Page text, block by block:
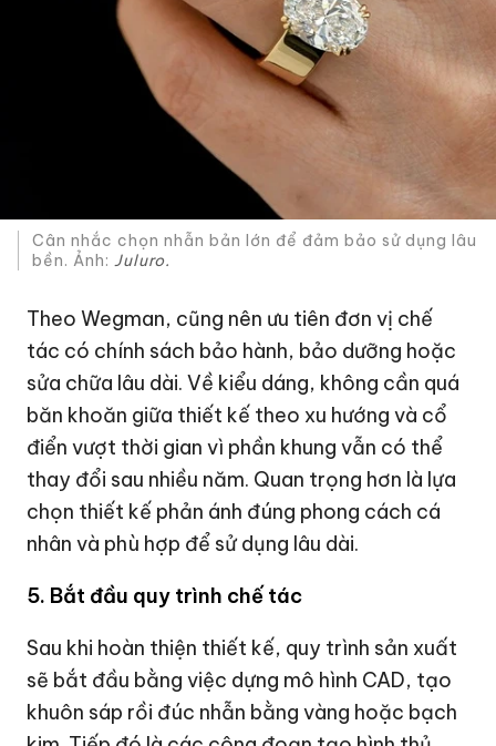
Cân nhắc chọn nhẫn bản lớn để đảm bảo sử dụng lâu
bền. Ảnh:Juluro.
Theo Wegman, cũng nên ưu tiên đơn vị chế
tác có chính sách bảo hành, bảo dưỡng hoặc
sửa chữa lâu dài. Về kiểu dáng, không cần quá
băn khoăn giữa thiết kế theo xu hướng và cổ
điển vượt thời gian vì phần khung vẫn có thể
thay đổi sau nhiều năm. Quan trọng hơn là lựa
chọn thiết kế phản ánh đúng phong cách cá
nhân và phù hợp để sử dụng lâu dài.
5. Bắt đầu quy trình chế tác
Sau khi hoàn thiện thiết kế, quy trình sản xuất
sẽ bắt đầu bằng việc dựng mô hình CAD, tạo
khuôn sáp rồi đúc nhẫn bằng vàng hoặc bạch